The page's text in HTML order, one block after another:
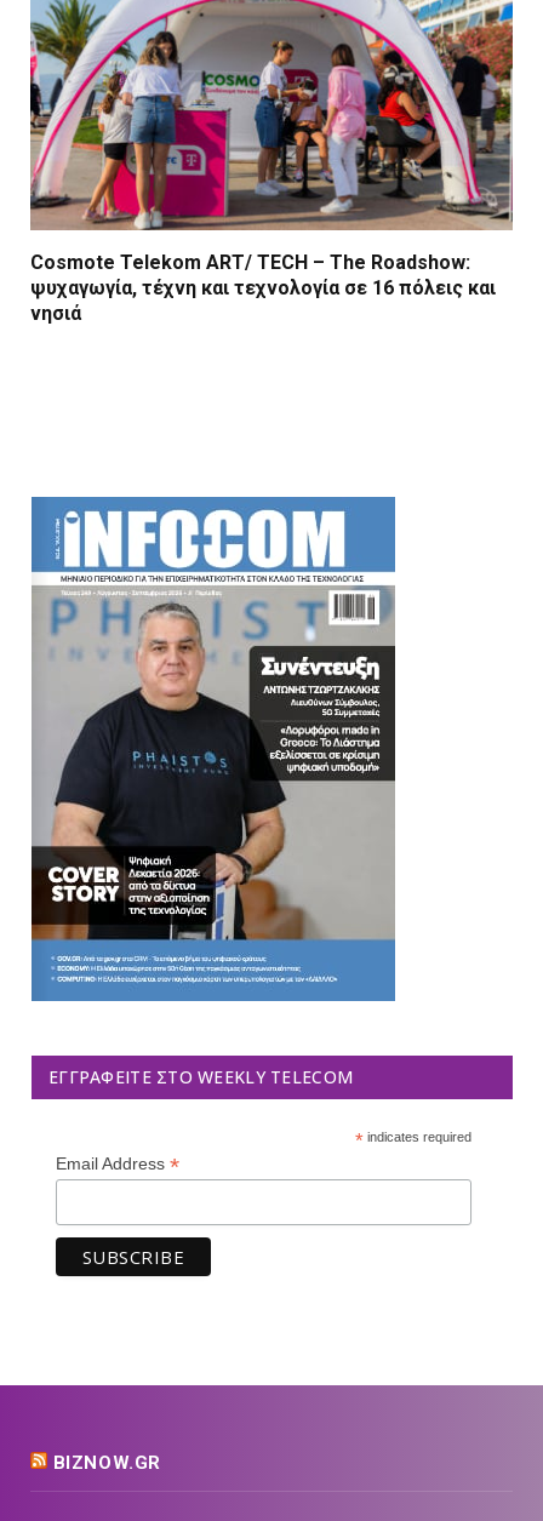
Cosmote Telekom ART/ TECH – The Roadshow:
ψυχαγωγία, τέχνη και τεχνολογία σε 16 πόλεις και
νησιά
ΕΓΓΡΑΦΕΊΤΕ ΣΤΟ WEEKLY TELECOM
*indicates required
Email Address *
BIZNOW.GR